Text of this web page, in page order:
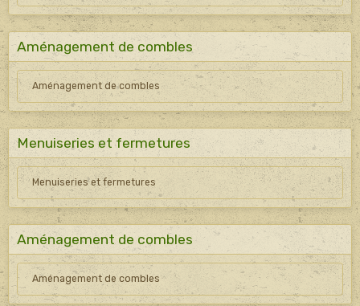
Aménagement de combles
Aménagement de combles
Menuiseries et fermetures
Menuiseries et fermetures
Aménagement de combles
Aménagement de combles